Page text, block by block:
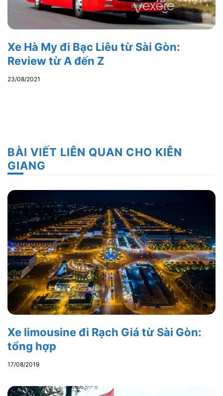
Xe Hà My đi Bạc Liêu từ Sài Gòn:
Review từ A đến Z
23/08/2021
BÀI VIẾT LIÊN QUAN CHO KIÊN
GIANG
Xe limousine đi Rạch Giá từ Sài Gòn:
tổng hợp
17/08/2019